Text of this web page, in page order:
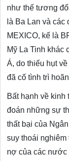
như thế tương
là Ba Lan và các
MEXICO, kế là
Mỹ La Tinh khác
Á, do thiếu hụt
đã cố tình trì
Bất hạnh về kinh
đoán những sự
thất bại của
suy thoái nghiêm
nợ của các nước